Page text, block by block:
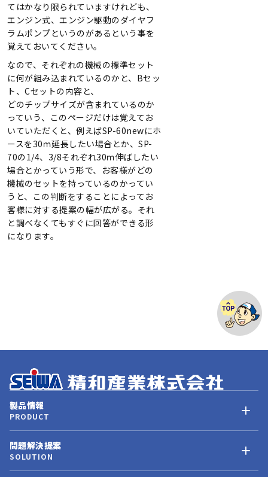
てはかなり限られていますけれども、
エンジン式、エンジン駆動のダイヤフ
ラムポンプというのがあるという事を
覚えておいてください。
なので、それぞれの機械の標準セット
に何が組み込まれているのかと、Bセッ
ト、Cセットの内容と、
どのチップサイズが含まれているのか
っていう、このページだけは覚えてお
いていただくと、例えばSP-60newにホ
ースを30ｍ延長したい場合とか、SP-
70の1/4、3/8それぞれ30ｍ伸ばしたい
場合とかっていう形で、お客様がどの
機械のセットを持っているのかってい
うと、この判断をすることによってお
客様に対する提案の幅が広がる。それ
と調べなくてもすぐに回答ができる形
になります。
製品情報
PRODUCT
問題解決提案
SOLUTION